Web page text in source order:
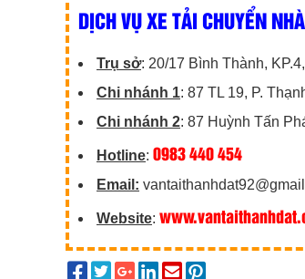
DỊCH VỤ XE TẢI CHUYỂN
Trụ sở: 20/17 Bình Thành,
Chi nhánh 1: 87 TL 19, P.
Chi nhánh 2: 87 Huỳnh Tấn
Hotline: 0983 440 454
Email:
Website: